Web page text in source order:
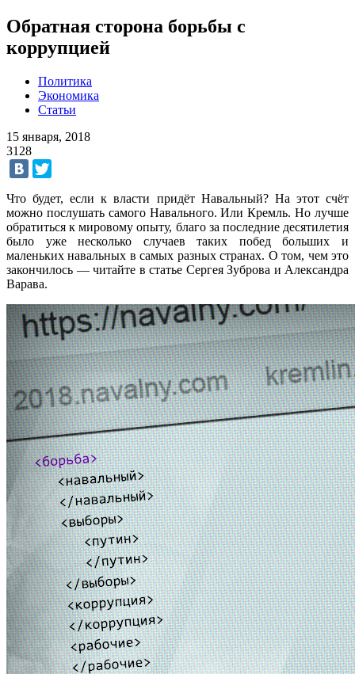
Обратная сторона борьбы с
коррупцией
Политика
Экономика
Статьи
15 января, 2018
3128
Что будет, если к власти придёт Навальный? На этот счёт
можно послушать самого Навального. Или Кремль. Но лучше
обратиться к мировому опыту, благо за последние десятилетия
было уже несколько случаев таких побед больших и
маленьких навальных в самых разных странах. О том, чем это
закончилось — читайте в статье Сергея Зуброва и Александра
Варава.